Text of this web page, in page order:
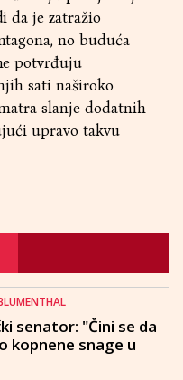
da je zatražio
no buduća
potvrđuju
sati naširoko
slanje dodatnih
upravo takvu
senator: "Čini se da
kopnene snage u